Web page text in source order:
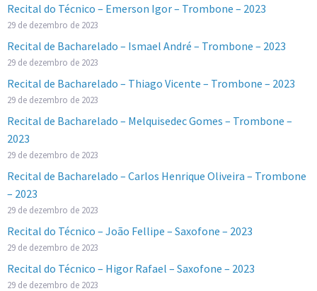
Recital do Técnico – Emerson Igor – Trombone – 2023
29 de dezembro de 2023
Recital de Bacharelado – Ismael André – Trombone – 2023
29 de dezembro de 2023
Recital de Bacharelado – Thiago Vicente – Trombone – 2023
29 de dezembro de 2023
Recital de Bacharelado – Melquisedec Gomes – Trombone –
2023
29 de dezembro de 2023
Recital de Bacharelado – Carlos Henrique Oliveira – Trombone
– 2023
29 de dezembro de 2023
Recital do Técnico – João Fellipe – Saxofone – 2023
29 de dezembro de 2023
Recital do Técnico – Higor Rafael – Saxofone – 2023
29 de dezembro de 2023